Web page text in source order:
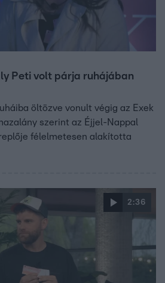
Peti volt párja ruhájában
öltözve vonult végig az Exek
szerint az Éjjel-Nappal
félelmetesen alakította
2:36